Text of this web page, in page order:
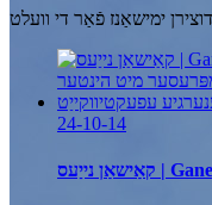
ימישאַנז פֿאַר די וועלט
24-10-14